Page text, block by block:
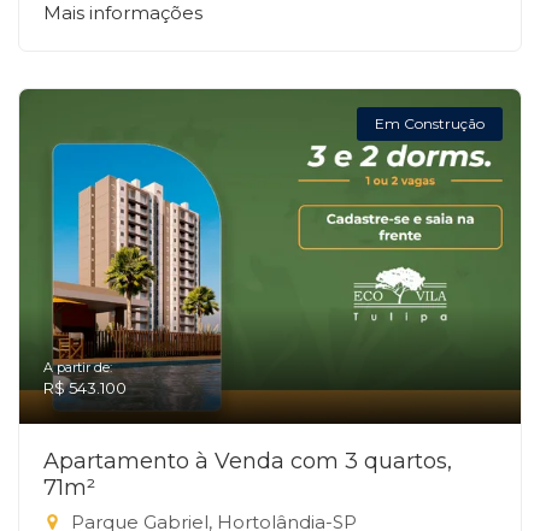
Mais informações
Em Construção
A partir de:
R$ 543.100
Apartamento à Venda com 3 quartos,
71m²
Parque Gabriel, Hortolândia-SP